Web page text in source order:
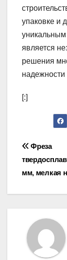
упаковке и
является
решения
надежности
[:]
по
Фреза
мм, мелкая